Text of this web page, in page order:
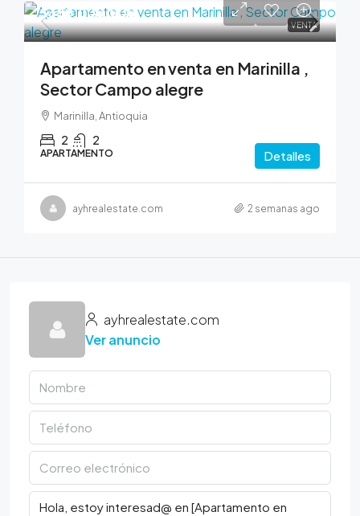
VENTA
$380,000,000
Apartamento en venta en Marinilla ,
Sector Campo alegre
Marinilla, Antioquia
2 2
APARTAMENTO Detalles
ayhrealestate.com 2 semanas ago
ayhrealestate.com
Ver anuncio